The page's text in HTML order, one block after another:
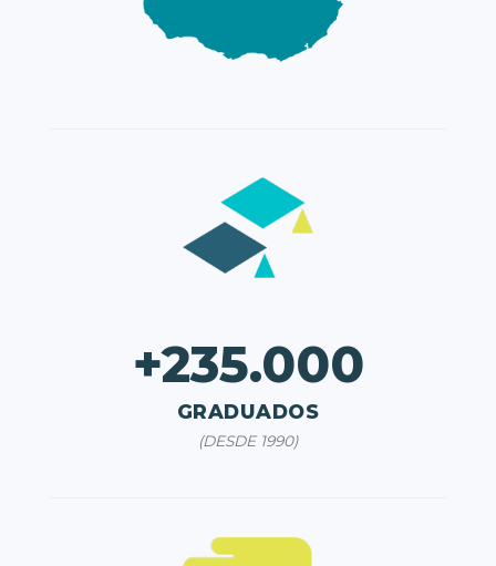
+235.000
GRADUADOS
(DESDE 1990)